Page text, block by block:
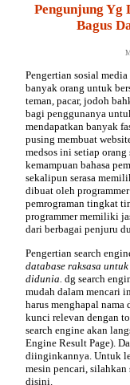
Pengunjung Yg
Bagus
Pengertian sosial media
banyak orang untuk
teman, pacar, jodoh
bagi penggunanya
mendapatkan banyak
pusing membuat
medsos ini setiap
kemampuan bahasa
sekalipun serasa
dibuat oleh
pemrograman tingkat
programmer memiliki
dari berbagai penjuru
Pengertian search
database raksasa
didunia. dg search
mudah dalam mencari
harus menghapal nama
kunci relevan dengan
search engine akan
Engine Result Page).
diinginkannya. Untuk
mesin pencari, silahkan
disini.